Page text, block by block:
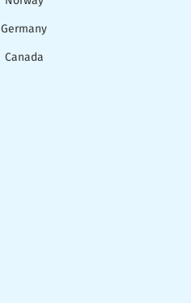
Germany
Canada